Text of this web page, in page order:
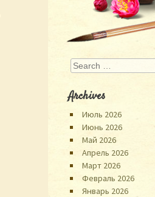
Search
Archives
Июль 2026
Июнь 2026
Май 2026
Апрель 2026
Март 2026
Февраль 2026
Январь 2026